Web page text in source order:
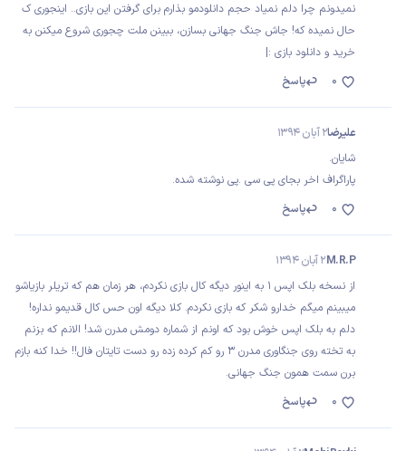
نمیدونم چرا دلم نمیاد حجم دانلودمو بذارم برای گرفتن این بازی.. اینجوری ک
حال نمیده که! جاش جنگ جهانی بسازن، ببینن ملت چجوری شروع میکنن به
خرید و دانلود بازی :|
پاسخ
0
علیرضا2 آبان 1394
شایان.
پاراگراف اخر بجای پی سی .پی نوشته شده.
پاسخ
0
M.R.P2 آبان 1394
از نسخه بلک اپس 1 به اینور دیگه کال بازی نکردم، هر زمان هم که تریلر بازیاشو
میبینم میگم خدارو شکر که بازی نکردم. کلا دیگه اون حس کال قدیمو نداره!
دلم به بلک اپس خوش بود که اونم از شماره دومش مدرن شد! الانم که بزنم
به تخته روی جنگاوری مدرن 3 رو کم کرده زده رو دست تایتان فال!! خدا کنه بازم
برن سمت همون جنگ جهانی.
پاسخ
0